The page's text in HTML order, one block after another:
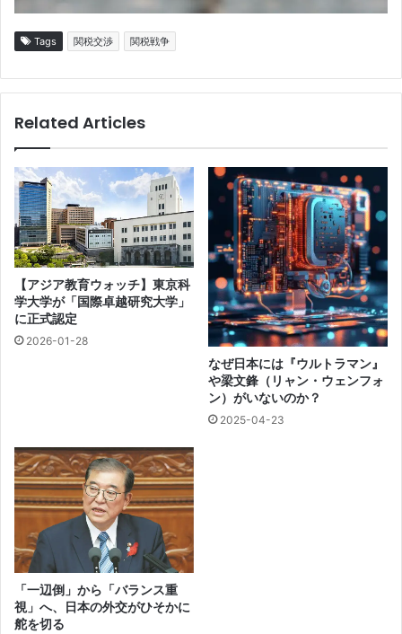
Tags 関税交渉 関税戦争
Related Articles
【アジア教育ウォッチ】東京科
学大学が「国際卓越研究大学」
に正式認定
2026-01-28
なぜ日本には『ウルトラマン』
や梁文鋒（リャン・ウェンフォ
ン）がいないのか？
2025-04-23
「一辺倒」から「バランス重
視」へ、日本の外交がひそかに
舵を切る